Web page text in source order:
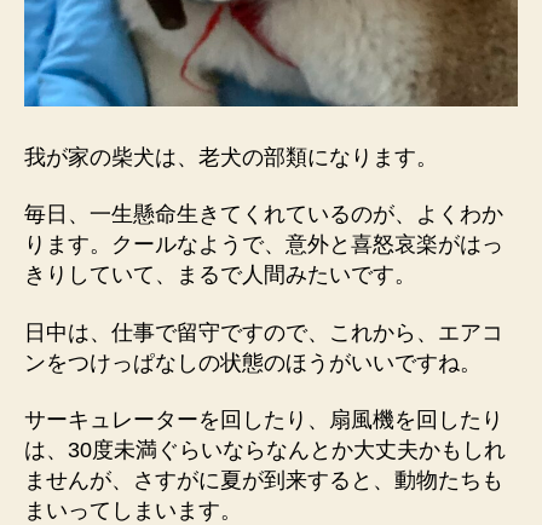
我が家の柴犬は、老犬の部類になります。
毎日、一生懸命生きてくれているのが、よくわか
ります。クールなようで、意外と喜怒哀楽がはっ
きりしていて、まるで人間みたいです。
日中は、仕事で留守ですので、これから、エアコ
ンをつけっぱなしの状態のほうがいいですね。
サーキュレーターを回したり、扇風機を回したり
は、30度未満ぐらいならなんとか大丈夫かもしれ
ませんが、さすがに夏が到来すると、動物たちも
まいってしまいます。